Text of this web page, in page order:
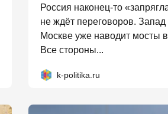
Россия наконец-то
не ждёт переговоров. Запад
Москве уже наводит мосты
Все стороны...
k-politika.ru